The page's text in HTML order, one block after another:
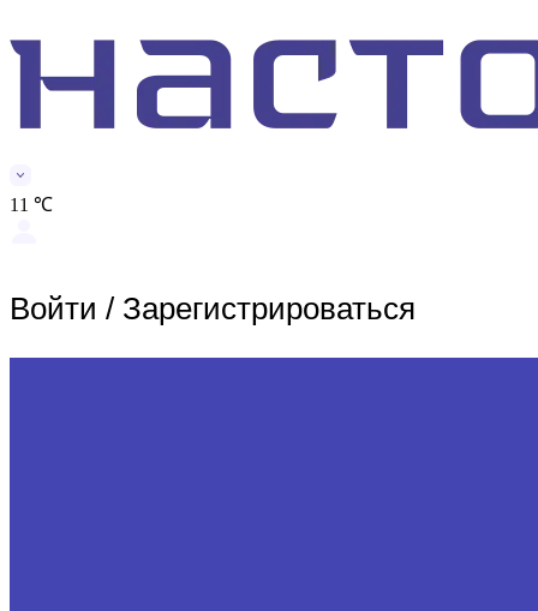
11 ℃
Войти / Зарегистрироваться